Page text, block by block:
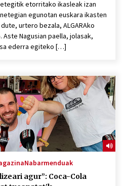
etorritako ikasleak izan
egunotan euskara ikasten
urtero bezala, ALGARAko
Nagusian paella, jolasak,
ederra egiteko […]
Nabarmenduak
agur”: Coca-Cola